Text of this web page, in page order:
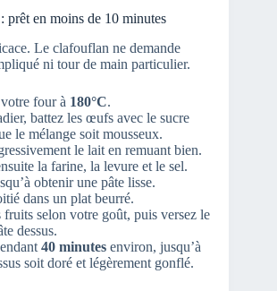
prêt en moins de 10 minutes
Le clafouflan ne demande
ni tour de main particulier.
four à 180°C.
battez les œufs avec le sucre
le mélange soit mousseux.
le lait en remuant bien.
la farine, la levure et le sel.
obtenir une pâte lisse.
dans un plat beurré.
fruits selon votre goût, puis versez le
dessus.
40 minutes environ, jusqu’à
soit doré et légèrement gonflé.